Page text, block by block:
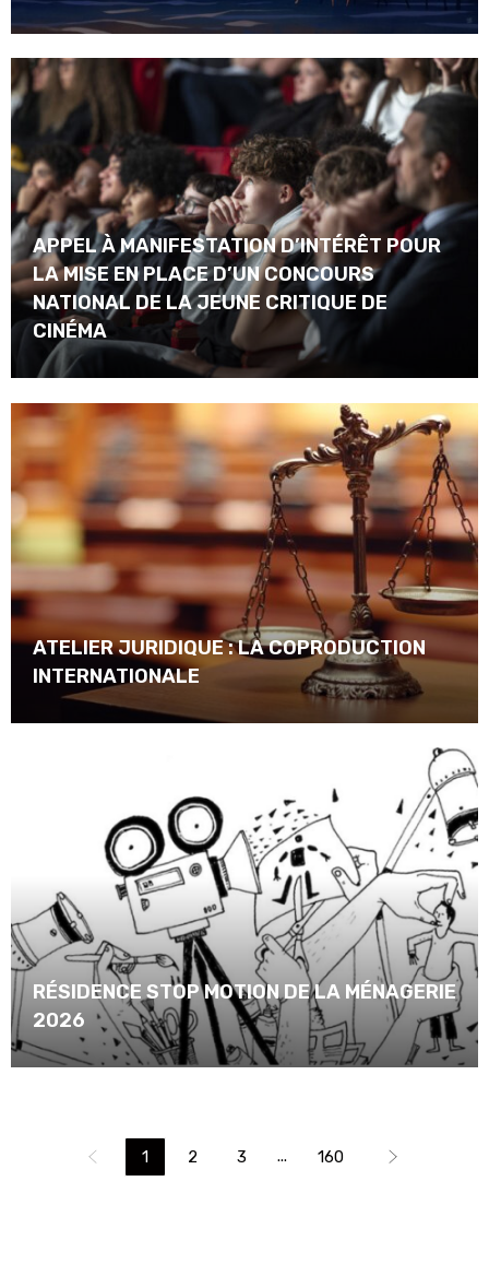
APPEL À MANIFESTATION D’INTÉRÊT POUR
LA MISE EN PLACE D’UN CONCOURS
NATIONAL DE LA JEUNE CRITIQUE DE
CINÉMA
ATELIER JURIDIQUE : LA COPRODUCTION
INTERNATIONALE
RÉSIDENCE STOP MOTION DE LA MÉNAGERIE
2026
1 2 3 ... 160